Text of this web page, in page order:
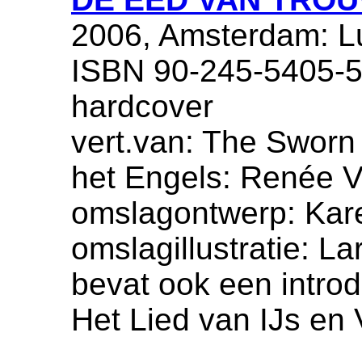
2006, Amsterdam:
ISBN 90-245-5405-
hardcover
vert.van: The
het Engels: Renée
omslagontwerp:
omslagillustratie:
bevat ook een
Het Lied van IJs en